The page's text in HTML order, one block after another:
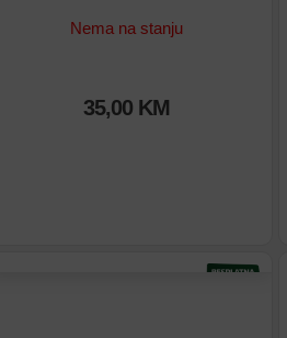
Nema na stanju
35,00 KM